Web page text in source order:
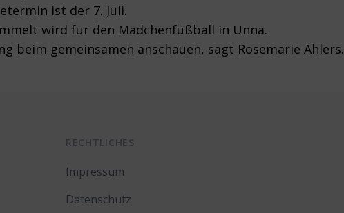
ist der 7. Juli.
wird für den Mädchenfußball in Unna.
beim gemeinsamen anschauen, sagt Rosemarie Ahlers.
RECHTLICHES
Impressum
Datenschutz